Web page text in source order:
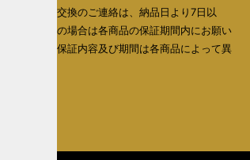
商品の返品・交換のご連絡は、納品日より7日以
内、初期不良の場合は各商品の保証期間内にお願い
いたします。保証内容及び期間は各商品によって異